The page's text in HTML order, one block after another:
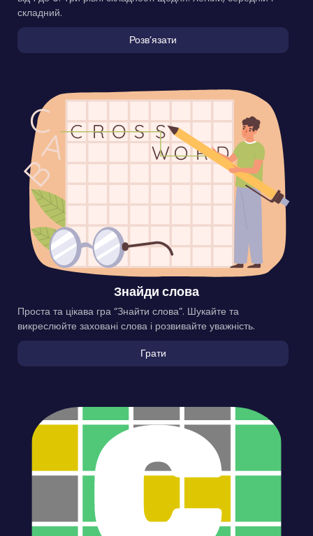
складний.
Розвʼязати
Знайди слова
Проста та цікава гра “Знайти слова”. Шукайте та
викреслюйте заховані слова і розвивайте уважність.
Грати